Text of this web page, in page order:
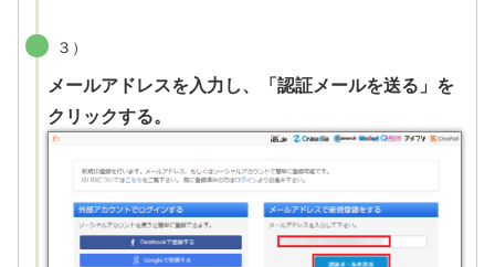
３）
メールアドレスを入力し、「認証メールを送る」を
クリックする。